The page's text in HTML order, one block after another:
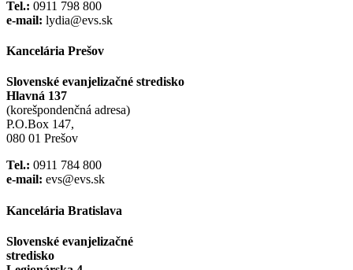
Tel.: 0911 798 800
e-mail: lydia@evs.sk
Kancelária Prešov
Slovenské evanjelizačné stredisko
Hlavná 137
(korešpondenčná adresa)
P.O.Box 147,
080 01 Prešov
Tel.: 0911 784 800
e-mail: evs@evs.sk
Kancelária Bratislava
Slovenské evanjelizačné
stredisko